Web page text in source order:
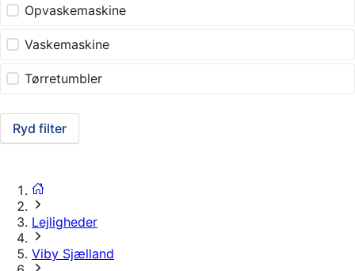
Opvaskemaskine
Vaskemaskine
Tørretumbler
Ryd filter
Lejligheder
Viby Sjælland